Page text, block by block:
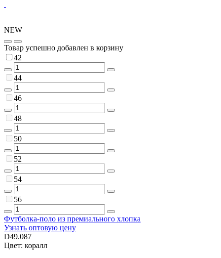
NEW
Товар успешно добавлен в корзину
42
44
46
48
50
52
54
56
Футболка-поло из премиального хлопка
Узнать оптовую цену
D49.087
Цвет: коралл